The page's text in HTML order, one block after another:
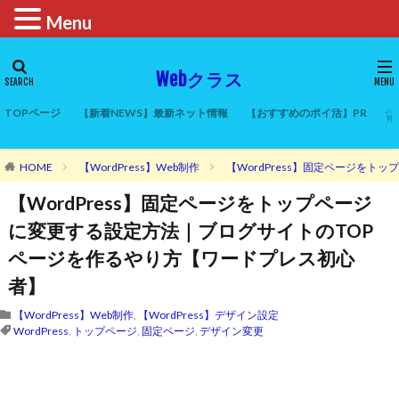
Webクラス
TOPページ 【新着NEWS】最新ネット情報 【おすすめのポイ活】PR 仮
HOME 【WordPress】Web制作 【WordPress】固定ページをトッ
【WordPress】固定ページをトップページ
に変更する設定方法｜ブログサイトのTOP
ページを作るやり方【ワードプレス初心
者】
【WordPress】Web制作,
【WordPress】デザイン設定
WordPress, トップページ, 固定ページ, デザイン変更
Menu